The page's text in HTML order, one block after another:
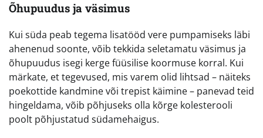
Õhupuudus ja väsimus
Kui süda peab tegema lisatööd vere pumpamiseks läbi
ahenenud soonte, võib tekkida seletamatu väsimus ja
õhupuudus isegi kerge füüsilise koormuse korral. Kui
märkate, et tegevused, mis varem olid lihtsad – näiteks
poekottide kandmine või trepist käimine – panevad teid
hingeldama, võib põhjuseks olla kõrge kolesterooli
poolt põhjustatud südamehaigus.